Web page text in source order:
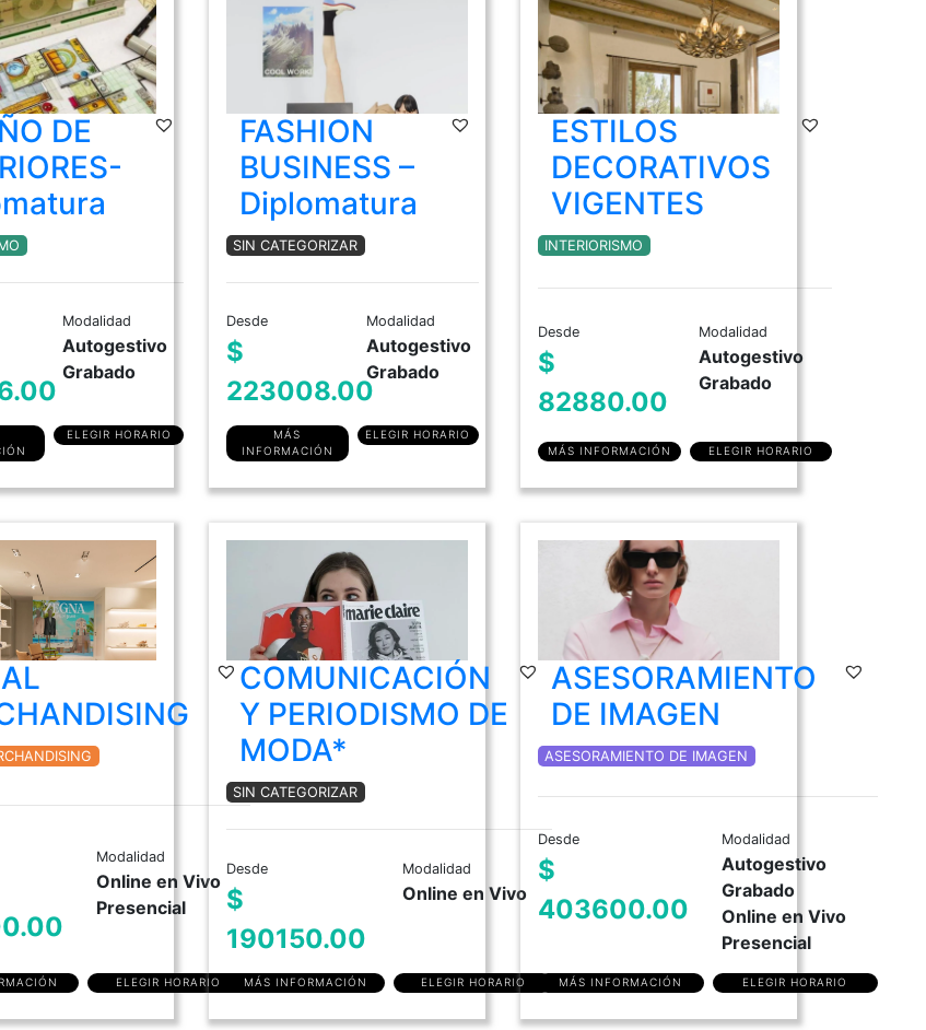
DE
Modalidad
Autogestivo
Grabado
ELEGIR HORARIO
FASHION
BUSINESS –
Diplomatura
SIN CATEGORIZAR
Desde
$
223008.00
Modalidad
Autogestivo
Grabado
MÁS
INFORMACIÓN
ELEGIR HORARIO
ESTILOS
DECORATIVOS
VIGENTES
INTERIORISMO
Desde
$
82880.00
Modalidad
Autogestivo
Grabado
MÁS INFORMACIÓN ELEGIR HORARIO
Modalidad
Online en Vivo
Presencial
ELEGIR HORARIO
COMUNICACIÓN
Y PERIODISMO DE
MODA*
SIN CATEGORIZAR
Desde
$
190150.00
Modalidad
Online en Vivo
MÁS INFORMACIÓN ELEGIR HORARIO
ASESORAMIENTO
DE IMAGEN
ASESORAMIENTO DE IMAGEN
Desde
$
403600.00
Modalidad
Autogestivo
Grabado
Online en Vivo
Presencial
MÁS INFORMACIÓN ELEGIR HORARIO